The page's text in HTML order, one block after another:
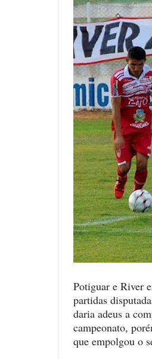
Potiguar e River
partidas
daria adeus a
campeonato,
que empolgou o